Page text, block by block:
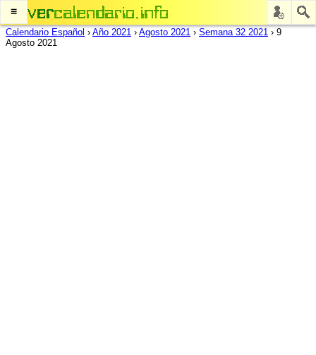
≡
Calendario Español › Año 2021 › Agosto 2021 › Semana 32 2021 › 9
Agosto 2021